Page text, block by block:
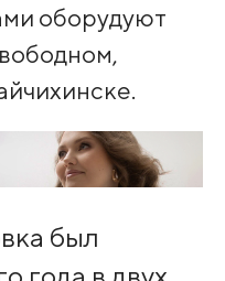
оборудуют
был